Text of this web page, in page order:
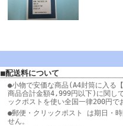
■配送料について
●小物で安価な商品(A4封筒に入る
商品合計金額4,999円以下)に関し
ックポストを使い全国一律200円で
●郵便・クリックポスト は期日・
せん。